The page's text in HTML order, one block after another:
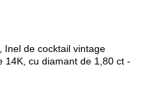
Inel de cocktail vintage
14K, cu diamant de 1,80 ct -